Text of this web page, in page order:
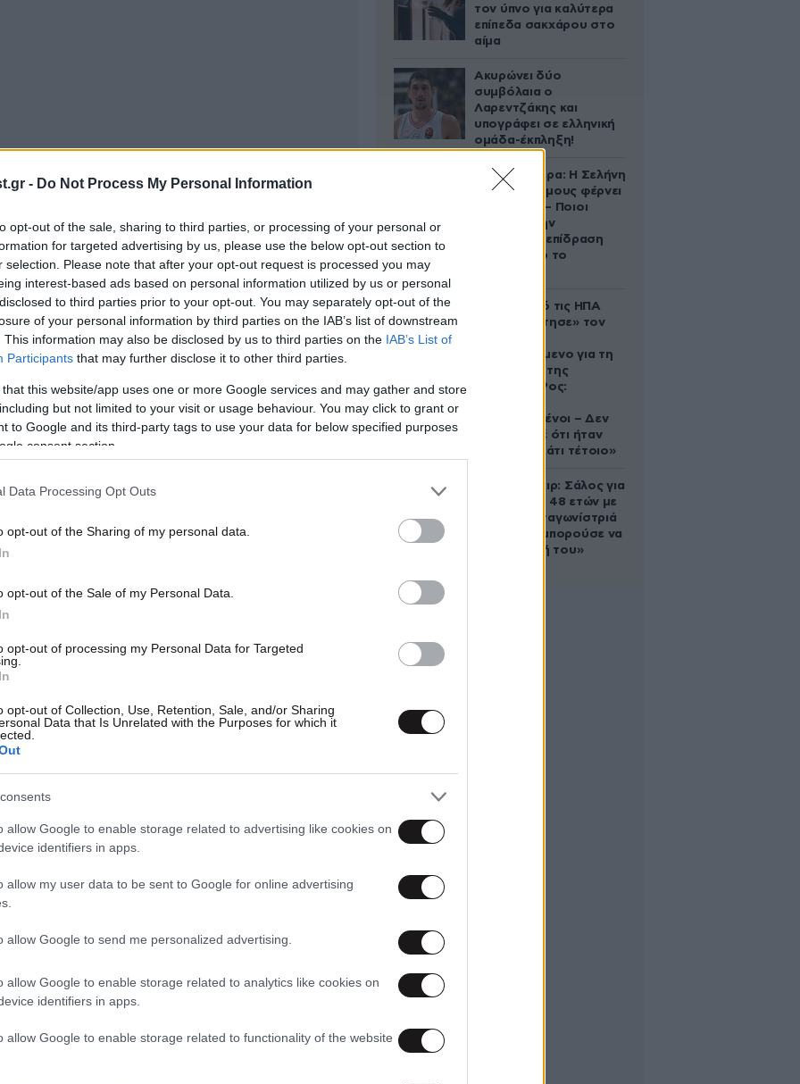
- Do Not Process My Personal Information
opt-out of the sale, sharing to third parties, or processing of your personal or
for targeted advertising by us, please use the below opt-out section to
selection. Please note that after your opt-out request is processed you may
interest-based ads based on personal information utilized by us or personal
to third parties prior to your opt-out. You may separately opt-out of the
of your personal information by third parties on the IAB’s list of downstream
This information may also be disclosed by us to third parties on the IAB’s List of
Participants that may further disclose it to other third parties.
that this website/app uses one or more Google services and may gather and store
but not limited to your visit or usage behaviour. You may click to grant or
to Google and its third-party tags to use your data for below specified purposes
consent section.
Data Processing Opt Outs
opt-out of the Sharing of my personal data.
opt-out of the Sale of my Personal Data.
opt-out of processing my Personal Data for Targeted
opt-out of Collection, Use, Retention, Sale, and/or Sharing
Data that Is Unrelated with the Purposes for which it
allow Google to enable storage related to advertising like cookies on
identifiers in apps.
allow my user data to be sent to Google for online advertising
allow Google to send me personalized advertising.
allow Google to enable storage related to analytics like cookies on
identifiers in apps.
allow Google to enable storage related to functionality of the website
εφημερίας. Μου έσωσαν κυριολεκτικά τη
σοκ. Περάσαμε παρέα μια ρομαντική βραδιά με
καλά, άκρως εξυπηρετικοί, άμεσα διαθέσιμοι
this post on Instagram
τον ύπνο για καλύτερα
επίπεδα σακχάρου στο
αίμα
Ακυρώνει δύο
συμβόλαια ο
Λαρεντζάκης και
υπογράφει σε ελληνική
ομάδα-έκπληξη!
Ζώδια σήμερα: Η Σελήνη
στους Διδύμους φέρνει
ανατροπές – Ποιοι
δέχονται την
ευεργετική επίδραση
του Δία από το
Ζευγάρι από τις ΗΠΑ
που «υιοθέτησε» τον
κατηγορούμενο για τη
δολοφονία της
Ελίζαμπεθ Ρος:
συντετριμμένοι – Δεν
έδειξε ποτέ ότι ήταν
ικανός για κάτι τέτοιο»
Ρίτσαρντ Γκιρ: Σάλος για
τη διαφορά 48 ετών με
τη συμπρωταγωνίστριά
του – «Θα μπορούσε να
είναι εγγονή του»